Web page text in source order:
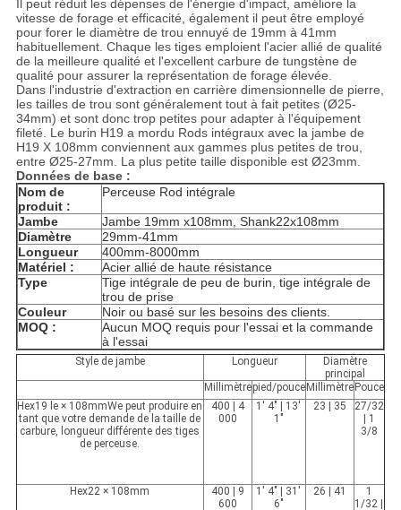
Il peut réduit les dépenses de l'énergie d'impact, améliore la
vitesse de forage et efficacité, également il peut être employé
pour forer le diamètre de trou ennuyé de 19mm à 41mm
habituellement. Chaque les tiges emploient l'acier allié de qualité
de la meilleure qualité et l'excellent carbure de tungstène de
qualité pour assurer la représentation de forage élevée.
Dans l'industrie d'extraction en carrière dimensionnelle de pierre,
les tailles de trou sont généralement tout à fait petites (Ø25-
34mm) et sont donc trop petites pour adapter à l'équipement
fileté. Le burin H19 a mordu Rods intégraux avec la jambe de
H19 X 108mm conviennent aux gammes plus petites de trou,
entre Ø25-27mm. La plus petite taille disponible est Ø23mm.
Données de base :
Nom de
produit :
Perceuse Rod intégrale
Jambe
Jambe 19mm x108mm, Shank22x108mm
Diamètre
29mm-41mm
Longueur
400mm-8000mm
Matériel :
Acier allié de haute résistance
Type
Tige intégrale de peu de burin, tige intégrale de
trou de prise
Couleur
Noir ou basé sur les besoins des clients.
MOQ :
Aucun MOQ requis pour l'essai et la commande
à l'essai
Style de jambe Longueur
Diamètre
principal
Millimètrepied/pouce Millimètre Pouce
Hex19 le × 108mmWe peut produire en
tant que votre demande de la taille de
carbure, longueur différente des tiges
de perceuse.
400 | 4
000
1' 4" | 13'
1"
23 | 35
27/32
| 1
3/8
Hex22 × 108mm
400 | 9
600
1' 4" | 31'
6"
26 | 41
1
1/32 |